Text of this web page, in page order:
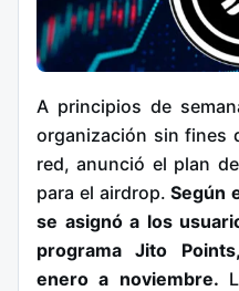
A principios de
organización sin fines
red, anunció el plan
para el airdrop.Según
se asignó a los
programa Jito
enero a noviembre.